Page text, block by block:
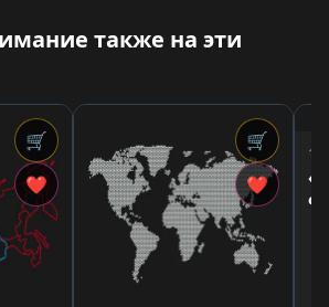
также на эти
🛒
❤
🛒
❤